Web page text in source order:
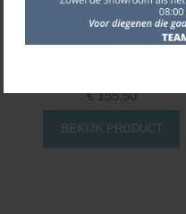
Kokowall STANDAARD
€ 155,50
BEKIJK PRODUCT